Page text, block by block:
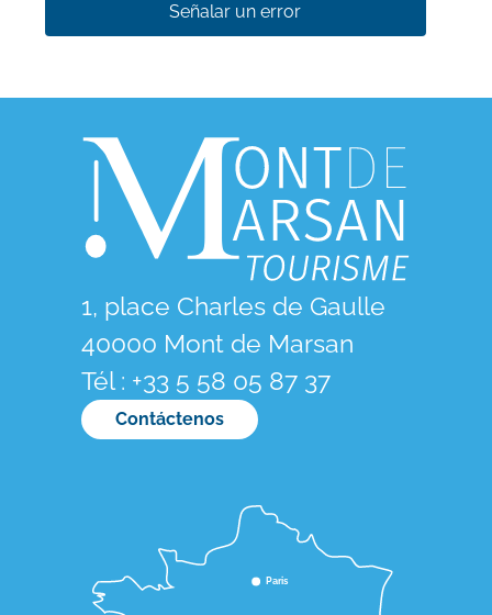
Señalar un error
1, place Charles de Gaulle
40000 Mont de Marsan
Tél : +33 5 58 05 87 37
Contáctenos
Paris